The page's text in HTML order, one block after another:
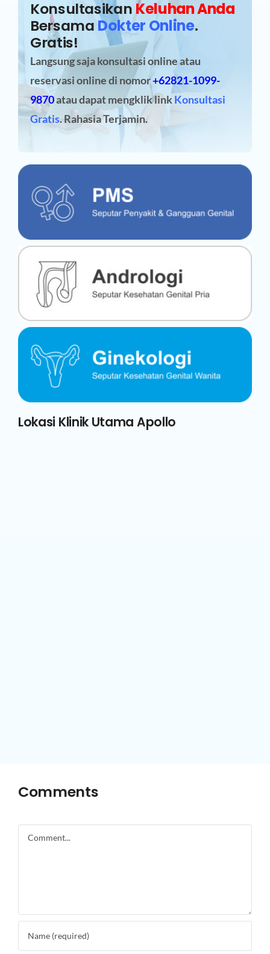
Konsultasikan Keluhan Anda
BersamaDokter Online.
Gratis!
Langsung saja konsultasi online atau
reservasi onlinedi nomor+62821-1099-
9870atau dapat mengklik linkKonsultasi
Gratis. Rahasia Terjamin.
Lokasi Klinik Utama Apollo
Comments
Comment